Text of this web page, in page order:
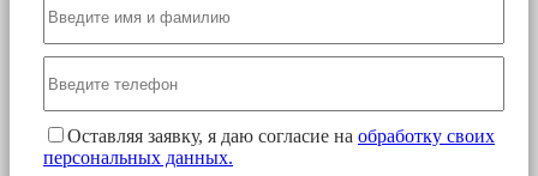
Оставляя заявку, я даю согласие на обработку своих
персональных данных.